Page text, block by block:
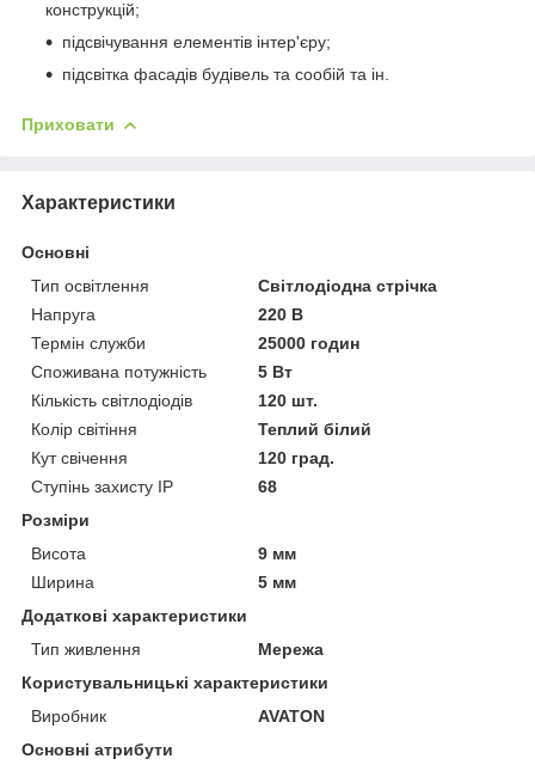
конструкцій;
підсвічування елементів інтер'єру;
підсвітка фасадів будівель та сообій та ін.
Приховати
Характеристики
Основні
Тип освітлення
Світлодіодна стрічка
Напруга
220 В
Термін служби
25000 годин
Споживана потужність
5 Вт
Кількість світлодіодів
120 шт.
Колір світіння
Теплий білий
Кут свічення
120 град.
Ступінь захисту IP
68
Розміри
Висота
9 мм
Ширина
5 мм
Додаткові характеристики
Тип живлення
Мережа
Користувальницькі характеристики
Виробник
AVATON
Основні атрибути